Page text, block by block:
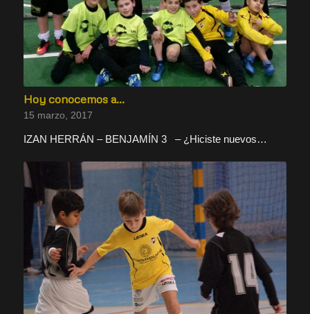
Hoy conocemos a…
15 marzo, 2017
IZAN HERRÁN – BENJAMÍN 3 – ¿Hiciste nuevos…